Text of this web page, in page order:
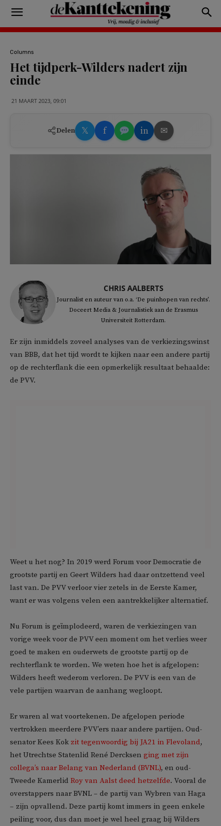
Columns
Het tijdperk-Wilders nadert zijn
einde
21 MAART 2023, 09:01
Delen 𝕏 f in ✉
CHRIS AALBERTS
Journalist en auteur van o.a. ‘De puinhopen van rechts’.
Doceert Media & Journalistiek aan de Erasmus
Universiteit Rotterdam.
Er zijn inmiddels zoveel analyses van de verkiezingswinst
van BBB, dat het tijd wordt te kijken naar een andere partij
op de rechterflank die een opmerkelijk resultaat behaalde:
de PVV.
Weet u het nog? In 2019 werd Forum voor Democratie de
grootste partij en Geert Wilders had daar ontzettend veel
last van. De PVV verloor vier zetels in de Eerste Kamer,
want er was volgens velen een aantrekkelijker alternatief.
Nu Forum is geïmplodeerd, waren de verkiezingen van
vorige week voor de PVV een moment om het verlies weer
goed te maken en ouderwets de grootste partij op de
rechterflank te worden. We weten hoe het is afgelopen:
Wilders heeft wederom verloren. De PVV is een van de
vele partijen waarvan de aanhang wegloopt.
Er waren al wat voortekenen. De afgelopen periode
vertrokken meerdere PVV’ers naar andere partijen. Oud-
senator Kees Kok zit tegenwoordig bij JA21 in Flevoland,
het Utrechtse Statenlid René Dercksen ging met zijn
collega’s naar Belang van Nederland (BVNL), en oud-
Tweede Kamerlid Roy van Aalst deed hetzelfde. Vooral de
overstappers naar BVNL – de partij van Wybren van Haga
– zijn opvallend. Deze partij komt immers in geen enkele
peiling voor, dus dan moet je wel heel graag bij Wilders